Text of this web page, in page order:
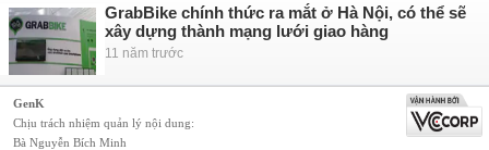
GrabBike chính thức ra mắt ở Hà Nội, có thể sẽ
xây dựng thành mạng lưới giao hàng
11 năm trước
GenK
Chịu trách nhiệm quản lý nội dung:
Bà Nguyễn Bích Minh